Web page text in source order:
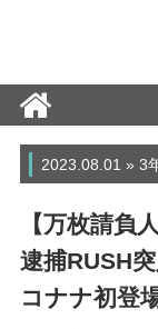
2023.08.01 » 3
【万枚請負
逮捕RUSH
コナナ初登